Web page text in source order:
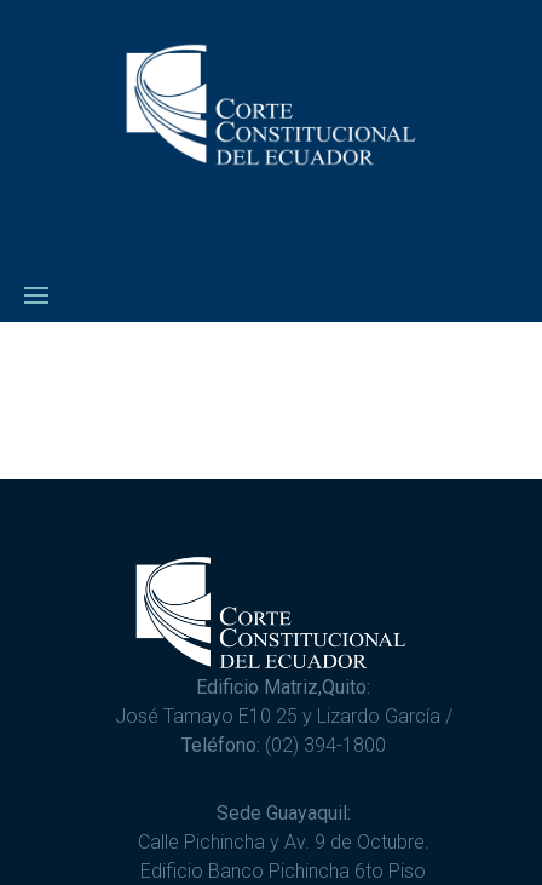
Edificio Matriz,Quito:
José Tamayo E10 25 y Lizardo García /
Teléfono: (02) 394-1800
Sede Guayaquil:
Calle Pichincha y Av. 9 de Octubre.
Edificio Banco Pichincha 6to Piso